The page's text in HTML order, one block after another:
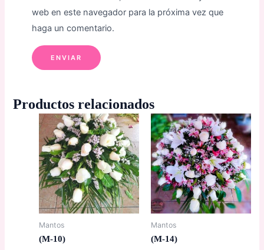
web en este navegador para la próxima vez que
haga un comentario.
Productos relacionados
Mantos
(M-10)
Mantos
(M-14)